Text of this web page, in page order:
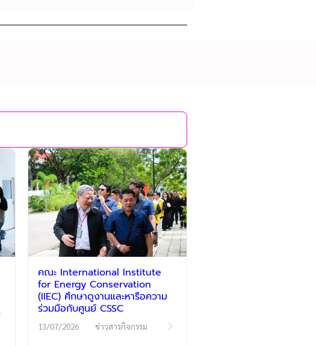
คณะ International Institute
for Energy Conservation
(IIEC) ศึกษาดูงานและหารือความ
ร่วมมือกับศูนย์ CSSC
13/07/2026 ข่าวสารกิจกรรม